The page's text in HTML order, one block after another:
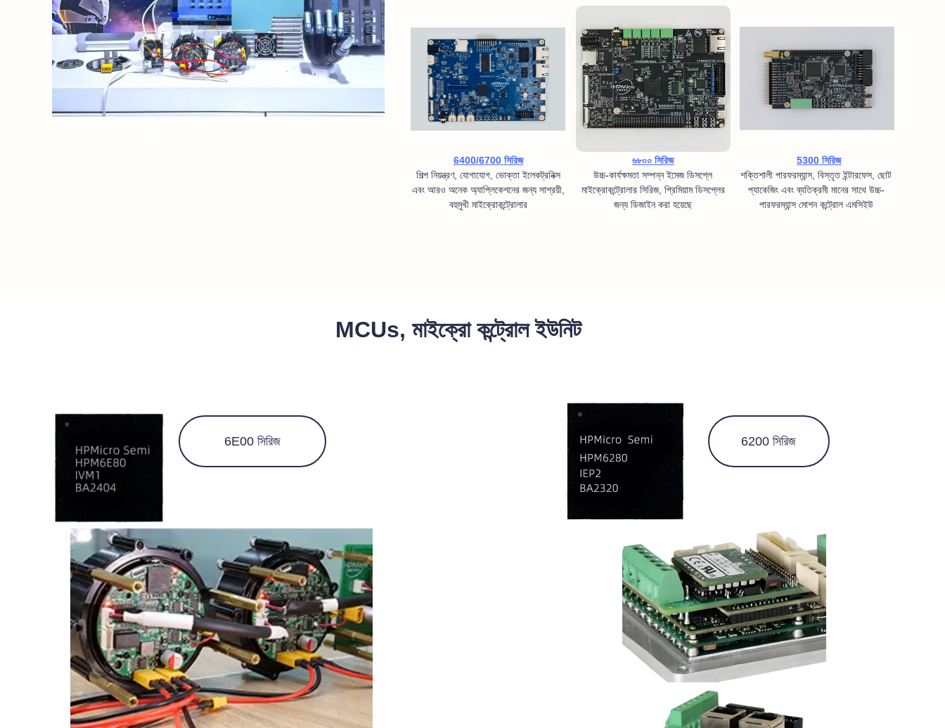
6400/6700 সিরিজ ৬৮০০ সিরিজ 5300 সিরিজ
শিল্প নিয়ন্ত্রণ, যোগাযোগ, ভোক্তা ইলেকট্রনিক্স
এবং আরও অনেক অ্যাপ্লিকেশনের জন্য সাশ্রয়ী,
বহুমুখী মাইক্রোকন্ট্রোলার
উচ্চ-কার্যক্ষমতা সম্পন্ন ইমেজ ডিসপ্লে
মাইক্রোকন্ট্রোলার সিরিজ, প্রিমিয়াম ডিসপ্লের
জন্য ডিজাইন করা হয়েছে
শক্তিশালী পারফরম্যান্স, বিস্তৃত ইন্টারফেস, ছোট
প্যাকেজিং এবং ব্যতিক্রমী মানের সাথে উচ্চ-
পারফরম্যান্স মোশন কন্ট্রোল এমসিইউ
6E00 সিরিজ
MCUs, মাইক্রো কন্ট্রোল ইউনিট
6200 সিরিজ